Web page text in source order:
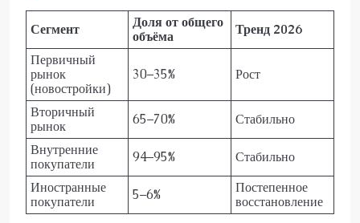
Сегмент
Доля от общего
объёма
Тренд 2026
Первичный
рынок
(новостройки)
30–35% Рост
Вторичный
рынок
65–70%
Стабильно
Внутренние
покупатели
94–95%
Стабильно
Иностранные
покупатели
5–6%
Постепенное
восстановление